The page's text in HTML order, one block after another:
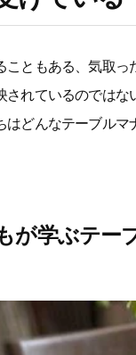
こともある、気取
されているのではな
はどんなテーブル
が学ぶテー